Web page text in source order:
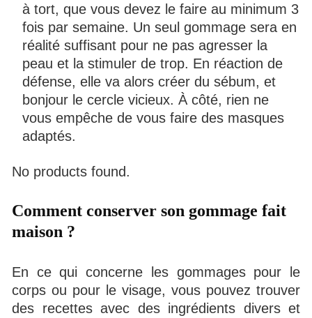
à tort, que vous devez le faire au minimum 3
fois par semaine. Un seul gommage sera en
réalité suffisant pour ne pas agresser la
peau et la stimuler de trop. En réaction de
défense, elle va alors créer du sébum, et
bonjour le cercle vicieux. À côté, rien ne
vous empêche de vous faire des masques
adaptés.
No products found.
Comment conserver son gommage fait
maison ?
En ce qui concerne les gommages pour le
corps ou pour le visage, vous pouvez trouver
des recettes avec des ingrédients divers et